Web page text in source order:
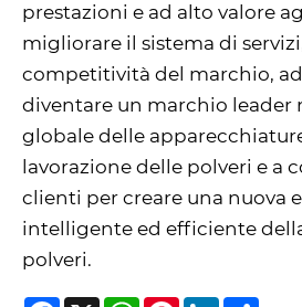
prestazioni e ad alto valore
migliorare il sistema di
competitività del marchio,
diventare un marchio leader
globale delle
lavorazione delle polveri e a
clienti per creare una nuova
intelligente ed efficiente
polveri.